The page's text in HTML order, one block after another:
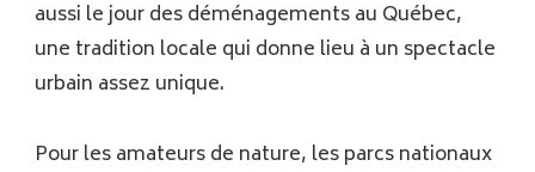
aussi le jour des déménagements au Québec,
une tradition locale qui donne lieu à un spectacle
urbain assez unique.
Pour les amateurs de nature, les parcs nationaux